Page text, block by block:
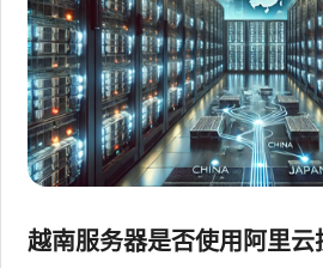
越南服务器是否使用阿里云